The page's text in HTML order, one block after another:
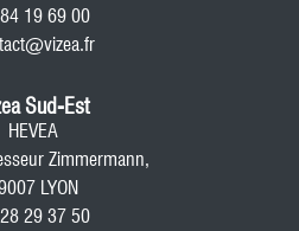
19 69 00
Sud-Est
HEVEA
Zimmermann,
LYON
29 37 50